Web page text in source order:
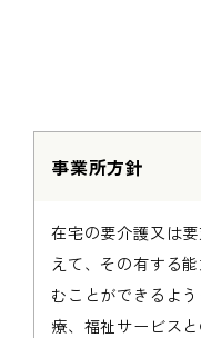
事業所方針
在宅の要介護又は
えて、その有する
むことができるよ
療、福祉サービス